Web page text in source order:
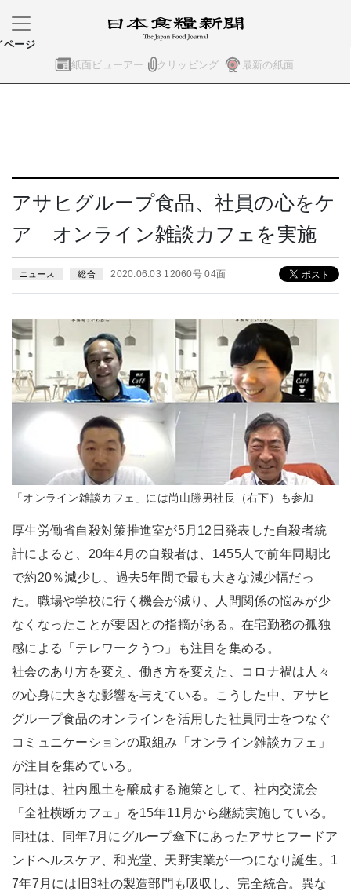
紙面ビューアー クリッピング 最新の紙面
ページ
アサヒグループ食品、社員の心をケ
ア オンライン雑談カフェを実施
ニュース 総合 2020.06.03 12060号 04面
「オンライン雑談カフェ」には尚山勝男社長（右下）も参加
厚生労働省自殺対策推進室が5月12日発表した自殺者統
計によると、20年4月の自殺者は、1455人で前年同期比
で約20％減少し、過去5年間で最も大きな減少幅だっ
た。職場や学校に行く機会が減り、人間関係の悩みが少
なくなったことが要因との指摘がある。在宅勤務の孤独
感による「テレワークうつ」も注目を集める。
社会のあり方を変え、働き方を変えた、コロナ禍は人々
の心身に大きな影響を与えている。こうした中、アサヒ
グループ食品のオンラインを活用した社員同士をつなぐ
コミュニケーションの取組み「オンライン雑談カフェ」
が注目を集めている。
同社は、社内風土を醸成する施策として、社内交流会
「全社横断カフェ」を15年11月から継続実施している。
同社は、同年7月にグループ傘下にあったアサヒフードア
ンドヘルスケア、和光堂、天野実業が一つになり誕生。1
7年7月には旧3社の製造部門も吸収し、完全統合。異な